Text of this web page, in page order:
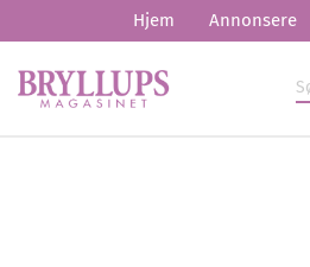
Hjem Annonsere